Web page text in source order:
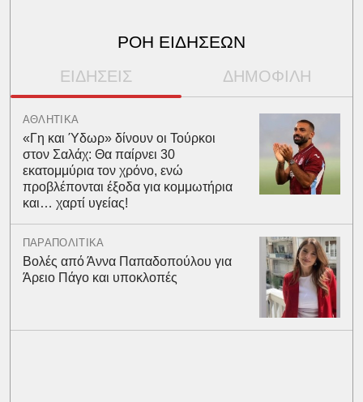
ΡΟΗ ΕΙΔΗΣΕΩΝ
ΕΙΔΗΣΕΙΣ ΔΗΜΟΦΙΛΗ
ΑΘΛΗΤΙΚΑ
«Γη και Ύδωρ» δίνουν οι Τούρκοι
στον Σαλάχ: Θα παίρνει 30
εκατομμύρια τον χρόνο, ενώ
προβλέπονται έξοδα για κομμωτήρια
και… χαρτί υγείας!
ΠΑΡΑΠΟΛΙΤΙΚΑ
Βολές από Άννα Παπαδοπούλου για
Άρειο Πάγο και υποκλοπές